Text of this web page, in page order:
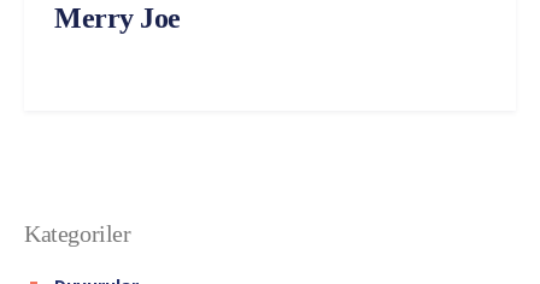
Merry Joe
Kategoriler